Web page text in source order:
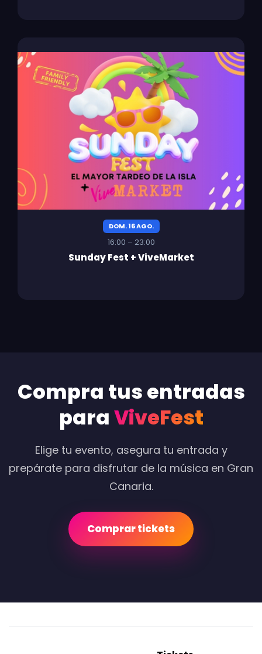
DOM. 16 AGO.
16:00 – 23:00
Sunday Fest + ViveMarket
Compra tus entradas
paraViveFest
Elige tu evento, asegura tu entrada y
prepárate para disfrutar de la música en Gran
Canaria.
Comprar tickets